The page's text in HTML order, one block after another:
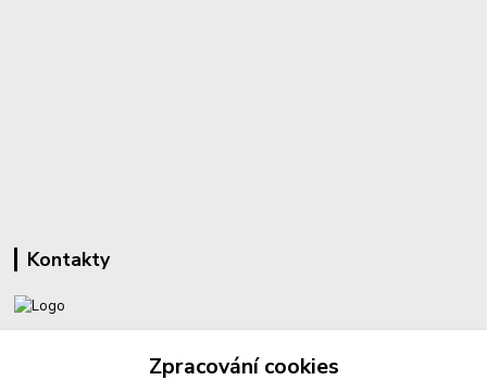
Kontakty
Zpracování cookies